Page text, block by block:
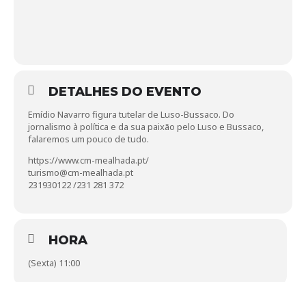
DETALHES DO EVENTO
Emídio Navarro figura tutelar de Luso-Bussaco. Do
jornalismo à política e da sua paixão pelo Luso e Bussaco,
falaremos um pouco de tudo.
https://www.cm-mealhada.pt/
turismo@cm-mealhada.pt
231930122 /231 281 372
HORA
(Sexta) 11:00